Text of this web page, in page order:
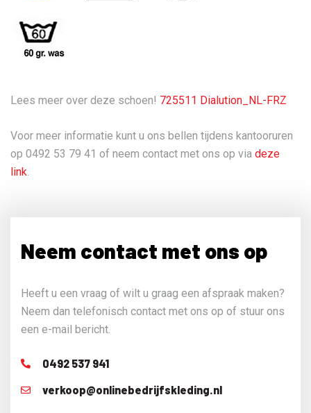
Lees meer over deze schoen! 725511 Dialution_NL-FRZ
Voor meer informatie kunt u ons bellen tijdens kantooruren
op 0492 53 79 41 of neem contact met ons op via deze
link.
Neem contact met ons op
Heeft u een vraag of wilt u graag een afspraak maken?
Neem dan telefonisch contact met ons op of stuur ons
een e-mail bericht.
0492 537 941
verkoop@onlinebedrijfskleding.nl